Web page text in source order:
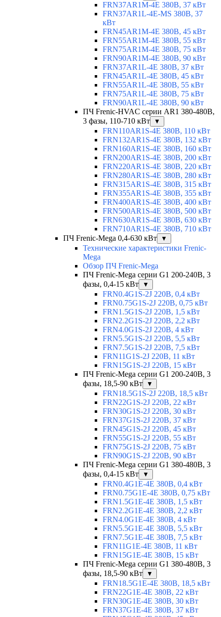
FRN37AR1M-4E 380В, 37 кВт
FRN37AR1L-4E-MS 380В, 37
кВт
FRN45AR1M-4E 380В, 45 кВт
FRN55AR1M-4E 380В, 55 кВт
FRN75AR1M-4E 380В, 75 кВт
FRN90AR1M-4E 380В, 90 кВт
FRN37AR1L-4E 380В, 37 кВт
FRN45AR1L-4E 380В, 45 кВт
FRN55AR1L-4E 380В, 55 кВт
FRN75AR1L-4E 380В, 75 кВт
FRN90AR1L-4E 380В, 90 кВт
ПЧ Frenic-HVAC серии AR1 380-480В,
3 фазы, 110-710 кВт
▼
FRN110AR1S-4E 380В, 110 кВт
FRN132AR1S-4E 380В, 132 кВт
FRN160AR1S-4E 380В, 160 кВт
FRN200AR1S-4E 380В, 200 кВт
FRN220AR1S-4E 380В, 220 кВт
FRN280AR1S-4E 380В, 280 кВт
FRN315AR1S-4E 380В, 315 кВт
FRN355AR1S-4E 380В, 355 кВт
FRN400AR1S-4E 380В, 400 кВт
FRN500AR1S-4E 380В, 500 кВт
FRN630AR1S-4E 380В, 630 кВт
FRN710AR1S-4E 380В, 710 кВт
ПЧ Frenic-Mega 0,4-630 кВт
▼
Технические характеристики Frenic-
Mega
Обзор ПЧ Frenic-Mega
ПЧ Frenic-Mega серии G1 200-240В, 3
фазы, 0,4-15 кВт
▼
FRN0.4G1S-2J 220В, 0,4 кВт
FRN0.75G1S-2J 220В, 0,75 кВт
FRN1.5G1S-2J 220В, 1,5 кВт
FRN2.2G1S-2J 220В, 2,2 кВт
FRN4.0G1S-2J 220В, 4 кВт
FRN5.5G1S-2J 220В, 5,5 кВт
FRN7.5G1S-2J 220В, 7,5 кВт
FRN11G1S-2J 220В, 11 кВт
FRN15G1S-2J 220В, 15 кВт
ПЧ Frenic-Mega серии G1 200-240В, 3
фазы, 18,5-90 кВт
▼
FRN18.5G1S-2J 220В, 18,5 кВт
FRN22G1S-2J 220В, 22 кВт
FRN30G1S-2J 220В, 30 кВт
FRN37G1S-2J 220В, 37 кВт
FRN45G1S-2J 220В, 45 кВт
FRN55G1S-2J 220В, 55 кВт
FRN75G1S-2J 220В, 75 кВт
FRN90G1S-2J 220В, 90 кВт
ПЧ Frenic-Mega серии G1 380-480В, 3
фазы, 0,4-15 кВт
▼
FRN0.4G1E-4E 380В, 0,4 кВт
FRN0.75G1E-4E 380В, 0,75 кВт
FRN1.5G1E-4E 380В, 1,5 кВт
FRN2.2G1E-4E 380В, 2,2 кВт
FRN4.0G1E-4E 380В, 4 кВт
FRN5.5G1E-4E 380В, 5,5 кВт
FRN7.5G1E-4E 380В, 7,5 кВт
FRN11G1E-4E 380В, 11 кВт
FRN15G1E-4E 380В, 15 кВт
ПЧ Frenic-Mega серии G1 380-480В, 3
фазы, 18,5-90 кВт
▼
FRN18.5G1E-4E 380В, 18,5 кВт
FRN22G1E-4E 380В, 22 кВт
FRN30G1E-4E 380В, 30 кВт
FRN37G1E-4E 380В, 37 кВт